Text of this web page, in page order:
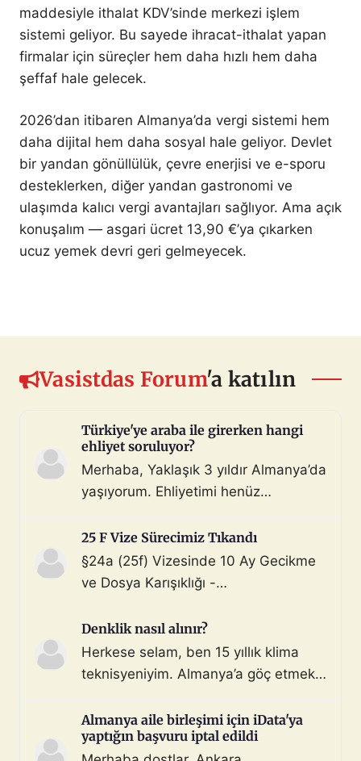
maddesiyle ithalat KDV’sinde merkezi işlem
sistemi geliyor. Bu sayede ihracat-ithalat yapan
firmalar için süreçler hem daha hızlı hem daha
şeffaf hale gelecek.
2026’dan itibaren Almanya’da vergi sistemi hem
daha dijital hem daha sosyal hale geliyor. Devlet
bir yandan gönüllülük, çevre enerjisi ve e-sporu
desteklerken, diğer yandan gastronomi ve
ulaşımda kalıcı vergi avantajları sağlıyor. Ama açık
konuşalım — asgari ücret 13,90 €’ya çıkarken
ucuz yemek devri geri gelmeyecek.
Vasistdas Forum'a katılın
Türkiye'ye araba ile girerken hangi
ehliyet soruluyor?
Merhaba, Yaklaşık 3 yıldır Almanya’da
yaşıyorum. Ehliyetimi henüz
çoktan halletmem gerekiyordu ama
maalesef yapmadım). Diyelim ki bir
araç satın aldım ve gerekli tüm
ehliyeti olan biri aracı kullanarak beni
Türkiye sınır […]
25 F Vize Sürecimiz Tıkandı
§24a (25f) Vizesinde 10 Ay Gecikme
ve Dosya Karışıklığı -
Merhaba, §24a BeschV (Profesyonel
Sürücü) vize sürecimizde 10 ayı
geride bıraktık ve çıkmaza girdik.
Özeti: Başvuru: 29.08.2025 (İstanbul
iDATA - Aile dahil). Dosyada […]
Denklik nasıl alınır?
Herkese selam, ben 15 yıllık klima
teknisyeniyim. Almanya’a göç etmek
topladım ve yeminli almanca tercüme
ettim. Bu konuda ya da iş bulma
Almanya aile birleşimi için iData'ya
yaptığın başvuru iptal edildi